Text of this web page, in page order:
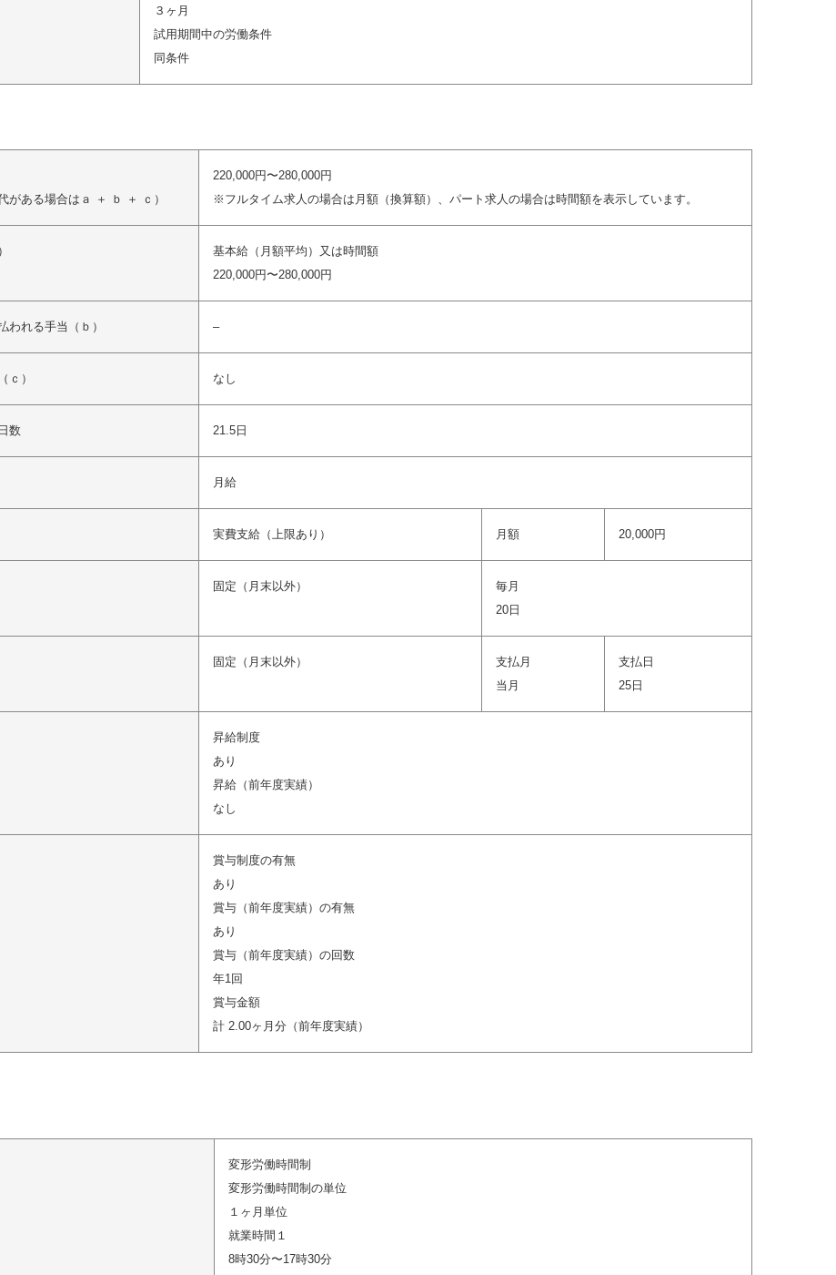
３ヶ月
試用期間中の労働条件
同条件
がある場合はａ ＋ ｂ ＋ ｃ）
220,000円〜280,000円
※フルタイム求人の場合は月額（換算額）、パート求人の場合は時間額を表示しています。
基本給（月額平均）又は時間額
220,000円〜280,000円
われる手当（ｂ） –
ｃ） なし
数 21.5日
月給
実費支給（上限あり） 月額 20,000円
固定（月末以外）
毎月
20日
固定（月末以外）
支払月
当月
支払日
25日
昇給制度
あり
昇給（前年度実績）
なし
賞与制度の有無
あり
賞与（前年度実績）の有無
あり
賞与（前年度実績）の回数
年1回
賞与金額
計 2.00ヶ月分（前年度実績）
変形労働時間制
変形労働時間制の単位
１ヶ月単位
就業時間１
8時30分〜17時30分